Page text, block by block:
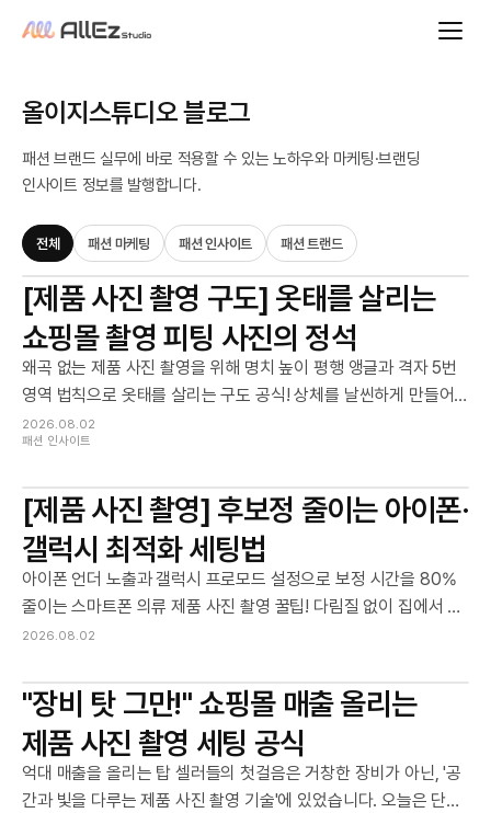
올이지스튜디오 블로그
패션 브랜드 실무에 바로 적용할 수 있는 노하우와 마케팅·브랜딩
인사이트 정보를 발행합니다.
전체 패션 마케팅 패션 인사이트 패션 트랜드
[제품 사진 촬영 구도] 옷태를 살리는
쇼핑몰 촬영 피팅 사진의 정석
왜곡 없는 제품 사진 촬영을 위해 명치 높이 평행 앵글과 격자 5번
영역 법칙으로 옷태를 살리는 구도 공식! 상체를 날씬하게 만들어
주는 겨드랑이 핏 공간 연출부터 자연스러운 손끝 디테일 포즈까
지, 쇼핑몰 매출을 올리는 실전 촬영 가이드의 모든 노하우를 지금
2026.08.02
패션 인사이트
[제품 사진 촬영] 후보정 줄이는 아이폰·
갤럭시 최적화 세팅법
아이폰 언더 노출과 갤럭시 프로모드 설정으로 보정 시간을 80%
줄이는 스마트폰 의류 제품 사진 촬영 꿀팁! 다림질 없이 집에서 대
기업 화보급 결과물을 만드는 초저예산 홈 스튜디오 세팅 공식의
2026.08.02
"장비 탓 그만!" 쇼핑몰 매출 올리는
제품 사진 촬영 세팅 공식
억대 매출을 올리는 탑 셀러들의 첫걸음은 거창한 장비가 아닌, '공
간과 빛을 다루는 제품 사진 촬영 기술'에 있었습니다. 오늘은 단돈